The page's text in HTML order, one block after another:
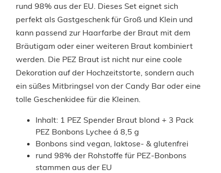
rund 98% aus der EU. Dieses Set eignet sich
perfekt als Gastgeschenk für Groß und Klein und
kann passend zur Haarfarbe der Braut mit dem
Bräutigam oder einer weiteren Braut kombiniert
werden. Die PEZ Braut ist nicht nur eine coole
Dekoration auf der Hochzeitstorte, sondern auch
ein süßes Mitbringsel von der Candy Bar oder eine
tolle Geschenkidee für die Kleinen.
Inhalt: 1 PEZ Spender Braut blond + 3 Pack
PEZ Bonbons Lychee á 8,5 g
Bonbons sind vegan, laktose- & glutenfrei
rund 98% der Rohstoffe für PEZ-Bonbons
stammen aus der EU